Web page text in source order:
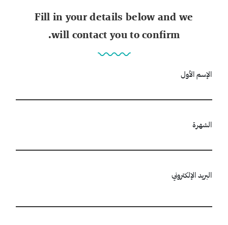
Fill in your details below and we
will contact you to confirm.
الإسم الأول
الشهرة
البريد الإلكتروني